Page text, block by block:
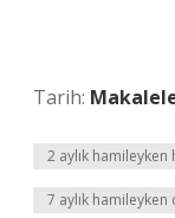
Tarih:
2 aylık
7 aylık